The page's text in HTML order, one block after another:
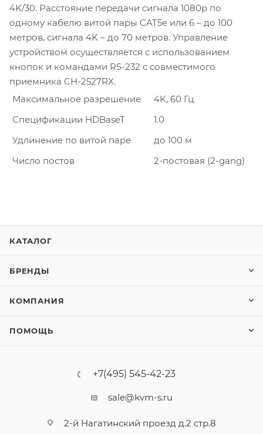
4K/30. Расстояние передачи сигнала 1080p по
одному кабелю витой пары CAT5e или 6 – до 100
метров, сигнала 4K – до 70 метров. Управление
устройством осуществляется с использованием
кнопок и командами RS-232 с совместимого
приемника CH-2527RX.
Максимальное разрешение
4K, 60 Гц
Спецификации HDBaseT
1.0
Удлинение по витой паре
до 100 м
Число постов
2-постовая (2-gang)
КАТАЛОГ
БРЕНДЫ
КОМПАНИЯ
ПОМОЩЬ
+7(495) 545-42-23
sale@kvm-s.ru
2-й Нагатинский проезд д.2 стр.8